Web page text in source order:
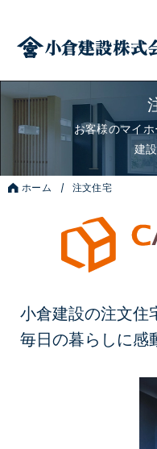
お客様のマイ
建
ホーム 注文住宅
小倉建設の注文住
毎日の暮らしに感